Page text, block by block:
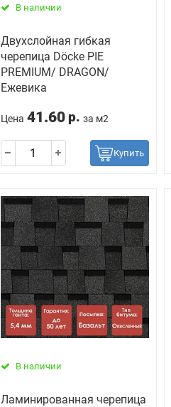
В наличии
Двухслойная гибкая
черепица Döcke PIE
PREMIUM/ DRAGON/
Ежевика
Цена 41.60 р. за м2
Купить
В наличии
Ламинированная черепица